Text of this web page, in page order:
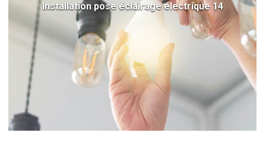
Installation pose éclairage électrique 14